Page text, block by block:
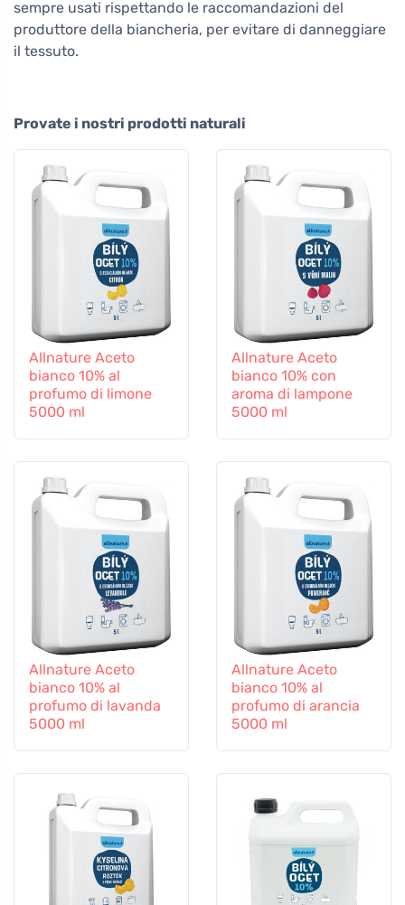
sempre usati rispettando le raccomandazioni del
produttore della biancheria, per evitare di danneggiare
il tessuto.
Provate i nostri prodotti naturali
Allnature Aceto
bianco 10% al
profumo di limone
5000 ml
Allnature Aceto
bianco 10% con
aroma di lampone
5000 ml
Allnature Aceto
bianco 10% al
profumo di lavanda
5000 ml
Allnature Aceto
bianco 10% al
profumo di arancia
5000 ml